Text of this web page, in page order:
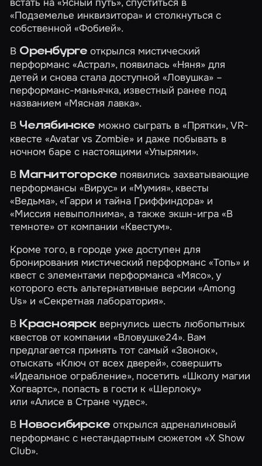
«Подземелье инквизитора» и столкнуться с
собственной«Фобией».
В Оренбурге открылся мистический
перформанс«Астрал», появилась«Няня» для
детей и снова стала доступной«Ловушка» –
перформанс-маньячка, известный ранее под
названием «Мясная лавка».
В Челябинске можно сыграть в «Прятки», VR-
квесте«Avatar vs Zombie» и даже побывать в
ночном баре с настоящими«Упырями».
В Магнитогорске появились захватывающие
перформансы«Вирус» и«Мумия», квесты
«Ведьма»,«Гарри и тайна Гриффиндора» и
«Миссия невыполнима», а также экшн-игра«В
темноте» от компании «Квестум».
Кроме того, в городе уже доступен для
бронирования мистический перформанс«Топь» и
квест с элементами перформанса«Мясо», у
которого есть альтернативные версии«Among
Us» и«Секретная лаборатория».
В Красноярсквернулись шесть любопытных
квестов от компании «Вловушке24». Вам
предлагается принять тот самый«Звонок»,
отыскать«Ключ от всех дверей», совершить
«Идеальное ограбление», посетить«Школу магии
Хогвартс», попасть в гости к«Шерлоку»
или«Алисе в Стране чудес».
В Новосибирске открылся адреналиновый
перформанс с нестандартным сюжетом«X Show
Club».